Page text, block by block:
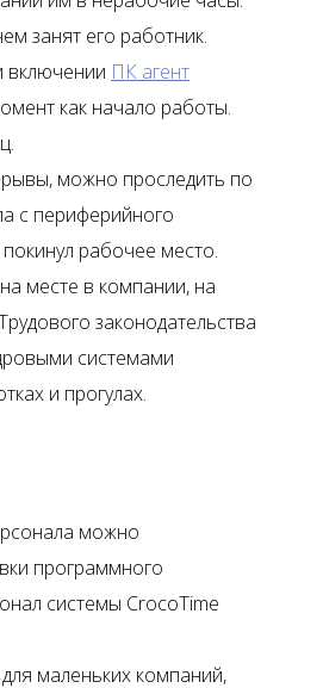
занят его работник.
включении ПК агент
как начало работы.
можно проследить по
с периферийного
рабочее место.
месте в компании, на
законодательства
системами
и прогулах.
можно
программного
системы CrocoTime
маленьких компаний,